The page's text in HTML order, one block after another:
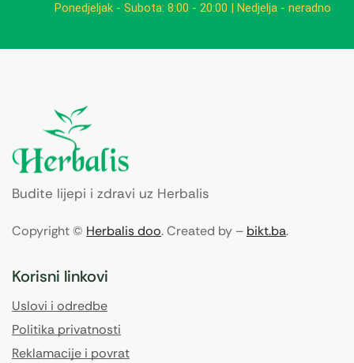
Ponedjeljak - Subota: 8:00 - 20:00 | Nedjelja - neradno
Budite lijepi i zdravi uz Herbalis
Copyright © Herbalis doo. Created by – bikt.ba.
Korisni linkovi
Uslovi i odredbe
Politika privatnosti
Reklamacije i povrat